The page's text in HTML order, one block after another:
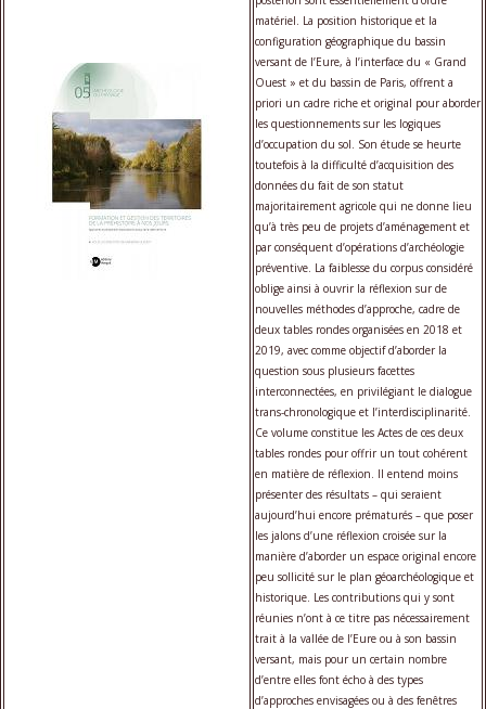
matériel. La position historique et la
configuration géographique du bassin
versant de l’Eure, à l’interface du « Grand
Ouest » et du bassin de Paris, offrent a
priori un cadre riche et original pour aborder
les questionnements sur les logiques
d’occupation du sol. Son étude se heurte
toutefois à la difficulté d’acquisition des
données du fait de son statut
majoritairement agricole qui ne donne lieu
qu’à très peu de projets d’aménagement et
par conséquent d’opérations d’archéologie
préventive. La faiblesse du corpus considéré
oblige ainsi à ouvrir la réflexion sur de
nouvelles méthodes d’approche, cadre de
deux tables rondes organisées en 2018 et
2019, avec comme objectif d’aborder la
question sous plusieurs facettes
interconnectées, en privilégiant le dialogue
trans-chronologique et l’interdisciplinarité.
Ce volume constitue les Actes de ces deux
tables rondes pour offrir un tout cohérent
en matière de réflexion. Il entend moins
présenter des résultats – qui seraient
aujourd’hui encore prématurés – que poser
les jalons d’une réflexion croisée sur la
manière d’aborder un espace original encore
peu sollicité sur le plan géoarchéologique et
historique. Les contributions qui y sont
réunies n’ont à ce titre pas nécessairement
trait à la vallée de l’Eure ou à son bassin
versant, mais pour un certain nombre
d’entre elles font écho à des types
d’approches envisagées ou à des fenêtres